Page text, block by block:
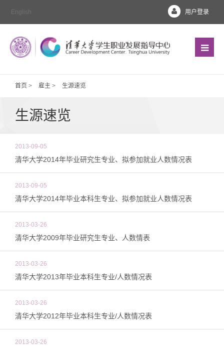
用户登录
English
首页 > 雇主 > 生源速览
生源速览
2013-09-05
清华大学2014年毕业研究生专业、拟参加就业人数情况表
2013-09-05
清华大学2014年毕业本科生专业、拟参加就业人数情况表
2013-03-26
清华大学2009年毕业研究生专业、人数情表
2013-03-26
清华大学2013年毕业本科生专业/人数情况表
2013-03-26
清华大学2012年毕业本科生专业/人数情况表
2013-03-26